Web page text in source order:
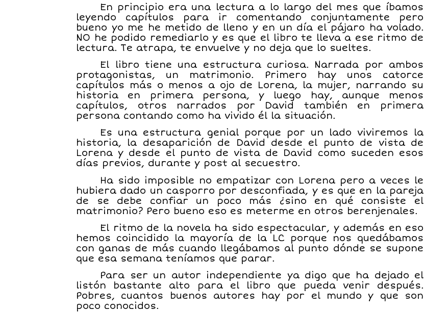
En principio era una lectura a lo largo del mes que íbamos
leyendo capítulos para ir comentando conjuntamente pero
bueno yo me he metido de lleno y en un día el pájaro ha volado.
NO he podido remediarlo y es que el libro te lleva a ese ritmo de
lectura. Te atrapa, te envuelve y no deja que lo sueltes.
El libro tiene una estructura curiosa. Narrada por ambos
protagonistas, un matrimonio. Primero hay unos catorce
capítulos más o menos a ojo de Lorena, la mujer, narrando su
historia en primera persona, y luego hay, aunque menos
capítulos, otros narrados por David también en primera
persona contando como ha vivido él la situación.
Es una estructura genial porque por un lado viviremos la
historia, la desaparición de David desde el punto de vista de
Lorena y desde el punto de vista de David como suceden esos
días previos, durante y post al secuestro.
Ha sido imposible no empatizar con Lorena pero a veces le
hubiera dado un casporro por desconfiada, y es que en la pareja
de se debe confiar un poco más ¿sino en qué consiste el
matrimonio? Pero bueno eso es meterme en otros berenjenales.
El ritmo de la novela ha sido espectacular, y además en eso
hemos coincidido la mayoría de la LC porque nos quedábamos
con ganas de más cuando llegábamos al punto dónde se supone
que esa semana teníamos que parar.
Para ser un autor independiente ya digo que ha dejado el
listón bastante alto para el libro que pueda venir después.
Pobres, cuantos buenos autores hay por el mundo y que son
poco conocidos.